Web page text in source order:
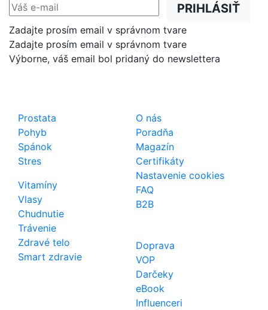
PRIHLÁSIŤ
Zadajte prosím email v správnom tvare
Zadajte prosím email v správnom tvare
Výborne, váš email bol pridaný do newslettera
Prostata
Pohyb
Spánok
Stres
Vitamíny
Vlasy
Chudnutie
Trávenie
Zdravé telo
Smart zdravie
O nás
Poradňa
Magazín
Certifikáty
Nastavenie cookies
FAQ
B2B
Doprava
VOP
Darčeky
eBook
Influenceri